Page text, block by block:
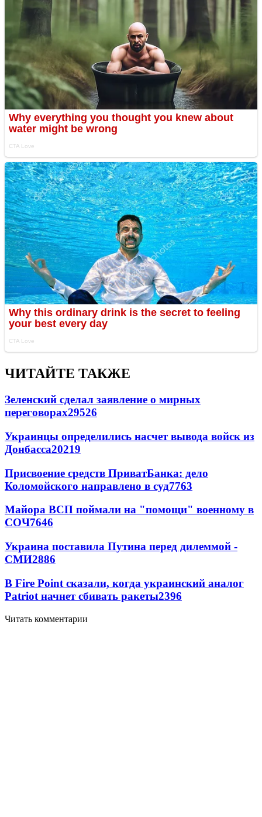
ЧИТАЙТЕ ТАКЖЕ
Зеленский сделал заявление о мирных
переговорах29526
Украинцы определились насчет вывода войск из
Донбасса20219
Присвоение средств ПриватБанка: дело
Коломойского направлено в суд7763
Майора ВСП поймали на "помощи" военному в
СОЧ7646
Украина поставила Путина перед дилеммой -
СМИ2886
В Fire Point сказали, когда украинский аналог
Patriot начнет сбивать ракеты2396
Читать комментарии